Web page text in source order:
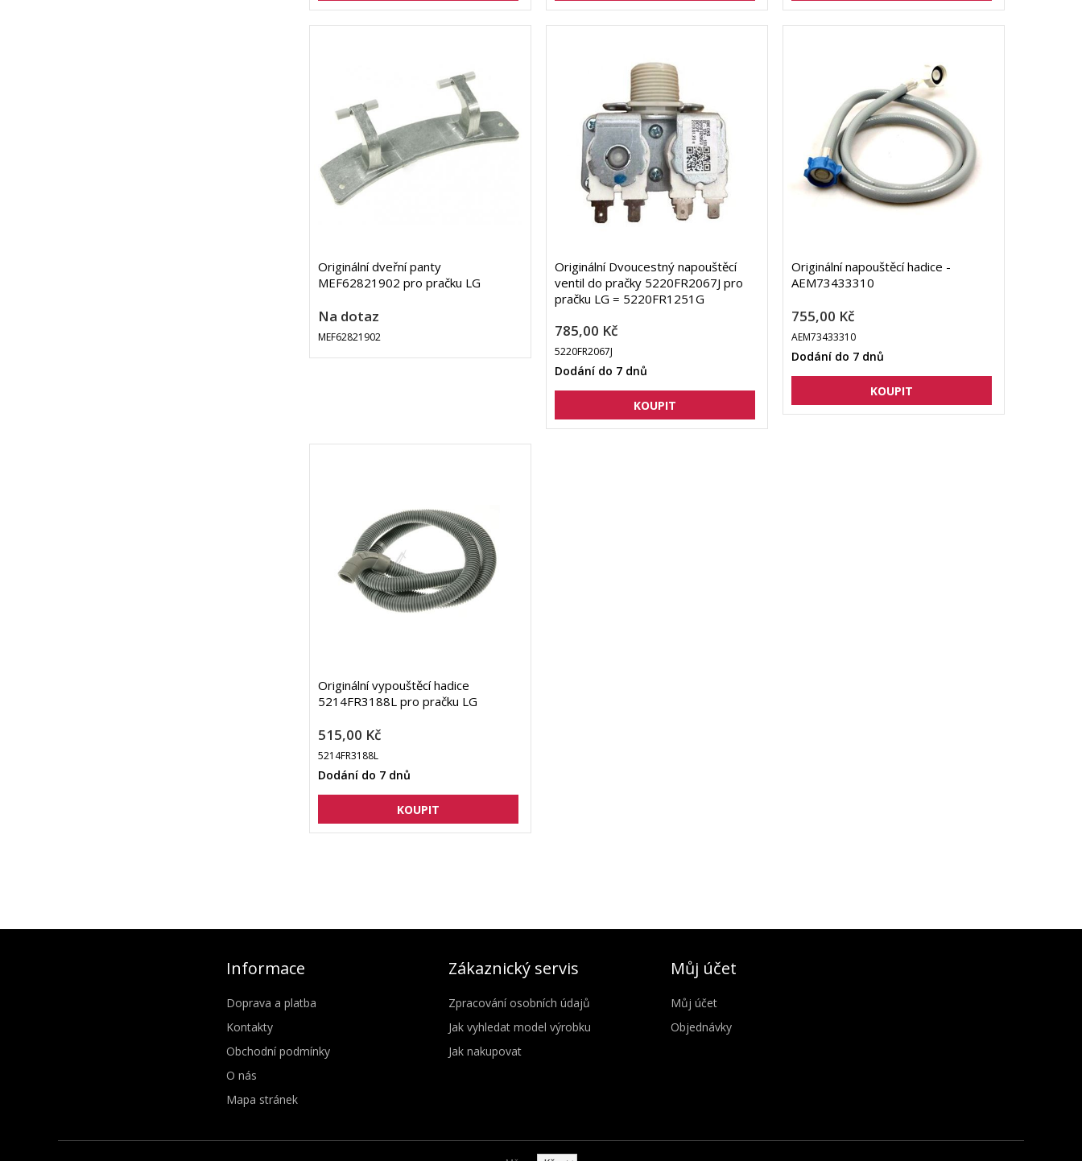
Originální dveřní panty
MEF62821902 pro pračku LG
Na dotaz
MEF62821902
Originální Dvoucestný napouštěcí
ventil do pračky 5220FR2067J pro
pračku LG = 5220FR1251G
785,00 Kč
5220FR2067J
Dodání do 7 dnů
Originální napouštěcí hadice -
AEM73433310
755,00 Kč
AEM73433310
Dodání do 7 dnů
Originální vypouštěcí hadice
5214FR3188L pro pračku LG
515,00 Kč
5214FR3188L
Dodání do 7 dnů
Informace
Doprava a platba
Kontakty
Obchodní podmínky
O nás
Mapa stránek
Zákaznický servis
Zpracování osobních údajů
Jak vyhledat model výrobku
Jak nakupovat
Můj účet
Můj účet
Objednávky